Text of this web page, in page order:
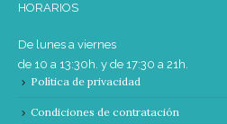
HORARIOS
De lunes a viernes
de 10 a 13:30h. y de 17:30 a 21h.
Política de privacidad
Condiciones de contratación